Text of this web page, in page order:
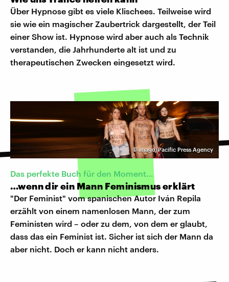
Über Hypnose gibt es viele Klischees. Teilweise wird
sie wie ein magischer Zaubertrick dargestellt, der Teil
einer Show ist. Hypnose wird aber auch als Technik
verstanden, die Jahrhunderte alt ist und zu
therapeutischen Zwecken eingesetzt wird.
©imago/Pacific Press Agency
Das perfekte Buch für den Moment…
…wenn dir ein Mann Feminismus erklärt
"Der Feminist" vom spanischen Autor Iván Repila
erzählt von einem namenlosen Mann, der zum
Feministen wird – oder zu dem, von dem er glaubt,
dass das ein Feminist ist. Sicher ist sich der Mann da
aber nicht. Doch er kann nicht anders.